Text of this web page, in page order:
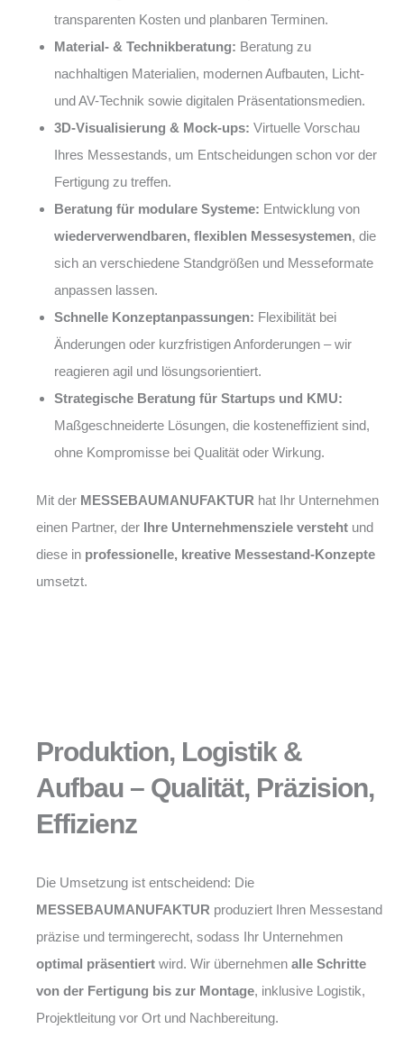
transparenten Kosten und planbaren Terminen.
Material- & Technikberatung: Beratung zu
nachhaltigen Materialien, modernen Aufbauten, Licht-
und AV-Technik sowie digitalen Präsentationsmedien.
3D-Visualisierung & Mock-ups: Virtuelle Vorschau
Ihres Messestands, um Entscheidungen schon vor der
Fertigung zu treffen.
Beratung für modulare Systeme: Entwicklung von
wiederverwendbaren, flexiblen Messesystemen, die
sich an verschiedene Standgrößen und Messeformate
anpassen lassen.
Schnelle Konzeptanpassungen: Flexibilität bei
Änderungen oder kurzfristigen Anforderungen – wir
reagieren agil und lösungsorientiert.
Strategische Beratung für Startups und KMU:
Maßgeschneiderte Lösungen, die kosteneffizient sind,
ohne Kompromisse bei Qualität oder Wirkung.
Mit der MESSEBAUMANUFAKTUR hat Ihr Unternehmen
einen Partner, der Ihre Unternehmensziele versteht und
diese in professionelle, kreative Messestand-Konzepte
umsetzt.
Produktion, Logistik &
Aufbau – Qualität, Präzision,
Effizienz
Die Umsetzung ist entscheidend: Die
MESSEBAUMANUFAKTUR produziert Ihren Messestand
präzise und termingerecht, sodass Ihr Unternehmen
optimal präsentiert wird. Wir übernehmen alle Schritte
von der Fertigung bis zur Montage, inklusive Logistik,
Projektleitung vor Ort und Nachbereitung.